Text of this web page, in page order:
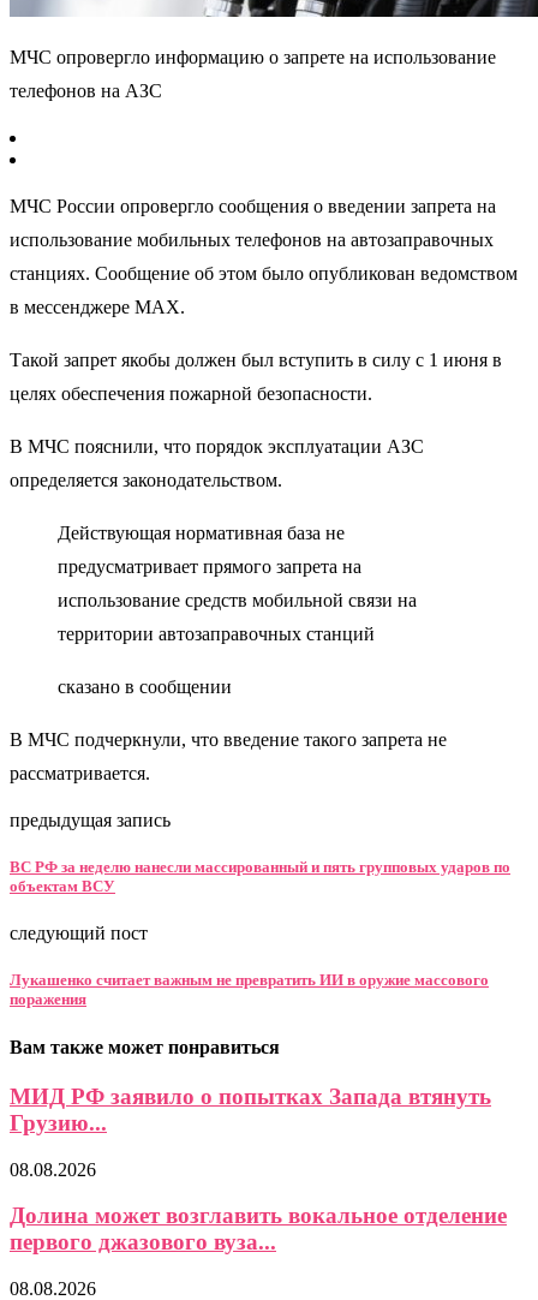
МЧС опровергло информацию о запрете на использование
телефонов на АЗС
МЧС России опровергло сообщения о введении запрета на
использование мобильных телефонов на автозаправочных
станциях. Сообщение об этом было опубликован ведомством
в мессенджере MAX.
Такой запрет якобы должен был вступить в силу с 1 июня в
целях обеспечения пожарной безопасности.
В МЧС пояснили, что порядок эксплуатации АЗС
определяется законодательством.
Действующая нормативная база не
предусматривает прямого запрета на
использование средств мобильной связи на
территории автозаправочных станций
сказано в сообщении
В МЧС подчеркнули, что введение такого запрета не
рассматривается.
предыдущая запись
ВС РФ за неделю нанесли массированный и пять групповых ударов по
объектам ВСУ
следующий пост
Лукашенко считает важным не превратить ИИ в оружие массового
поражения
Вам также может понравиться
МИД РФ заявило о попытках Запада втянуть
Грузию...
08.08.2026
Долина может возглавить вокальное отделение
первого джазового вуза...
08.08.2026